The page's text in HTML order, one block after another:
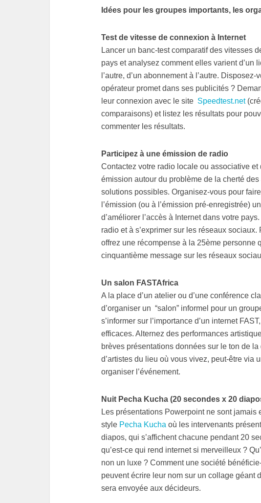
Idées pour les groupes importants, les
Test de vitesse de connexion à Internet
Lancer un banc-test comparatif des vitesses
pays et analysez comment elles varient d’un
l’autre, d’un abonnement à l’autre.
opérateur promet dans ses publicités ?
leur connexion avec le site Speedtest.net
comparaisons) et listez les résultats pour
commenter les résultats.
Participez à une émission de radio
Contactez votre radio locale ou associative et
émission autour du problème de la cherté
solutions possibles. Organisez-vous pour
l’émission (ou à l’émission pré-enregistrée)
d’améliorer l’accès à Internet dans votre
radio et à s’exprimer sur les réseaux
offrez une récompense à la 25ème personne
cinquantième message sur les réseaux
Un salon FASTAfrica
A la place d’un atelier ou d’une conférence
d’organiser un “salon” informel pour un
s’informer sur l’importance d’un internet
efficaces. Alternez des performances
brèves présentations données sur le ton de
d’artistes du lieu où vous vivez, peut-être via
organiser l’événement.
Nuit Pecha Kucha (20 secondes x 20
Les présentations Powerpoint ne sont
style Pecha Kucha où les intervenants
diapos, qui s’affichent chacune pendant 20
qu’est-ce qui rend internet si merveilleux ?
non un luxe ? Comment une société
peuvent écrire leur nom sur un collage géant
sera envoyée aux décideurs.